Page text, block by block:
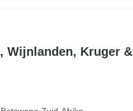
Wijnlanden, Kruger &